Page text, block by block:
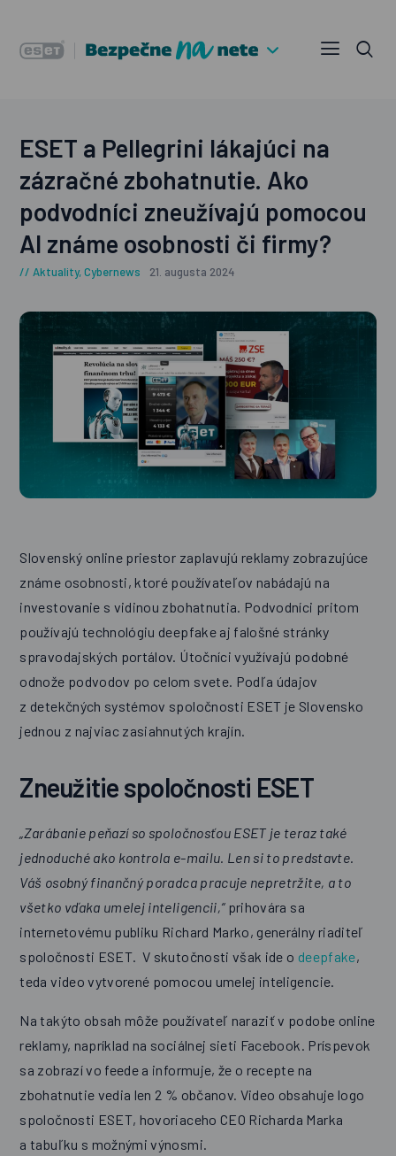
ESET a Pellegrini lákajúci na
zázračné zbohatnutie. Ako
podvodníci zneužívajú pomocou
AI známe osobnosti či firmy?
Aktuality,Cybernews 21. augusta 2024
Slovenský online priestor zaplavujú reklamy zobrazujúce
známe osobnosti, ktoré používateľov nabádajú na
investovanie s vidinou zbohatnutia. Podvodníci pritom
používajú technológiu deepfake aj falošné stránky
spravodajských portálov. Útočníci využívajú podobné
odnože podvodov po celom svete. Podľa údajov
z detekčných systémov spoločnosti ESET je Slovensko
jednou z najviac zasiahnutých krajín.
Zneužitie spoločnosti ESET
„Zarábanie peňazí so spoločnosťou ESET je teraz také
jednoduché ako kontrola e-mailu. Len si to predstavte.
Váš osobný finančný poradca pracuje nepretržite, a to
všetko vďaka umelej inteligencii,“prihovára sa
internetovému publiku Richard Marko, generálny riaditeľ
spoločnosti ESET. V skutočnosti však ide o deepfake,
teda video vytvorené pomocou umelej inteligencie.
Na takýto obsah môže používateľ naraziť v podobe online
reklamy, napríklad na sociálnej sieti Facebook. Príspevok
sa zobrazí vo feede a informuje, že o recepte na
zbohatnutie vedia len 2 % občanov. Video obsahuje logo
spoločnosti ESET, hovoriaceho CEO Richarda Marka
a tabuľku s možnými výnosmi.